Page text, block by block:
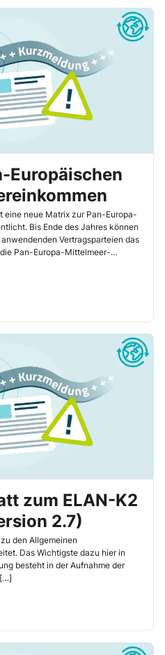
Europäischen
eine neue Matrix zur Pan-Europa-
Bis Ende des Jahres können
Vertragsparteien das
Pan-Europa-Mittelmeer-
zum ELAN-K2
2.7)
den Allgemeinen
Das Wichtigste dazu hier in
besteht in der Aufnahme der